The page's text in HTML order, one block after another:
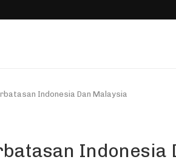
Indonesia Dan Malaysia
Indonesia